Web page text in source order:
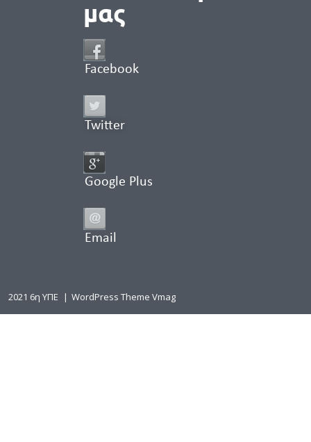
μας
Facebook
Twitter
Google Plus
Email
2021 6η ΥΠΕ | WordPress Theme Vmag